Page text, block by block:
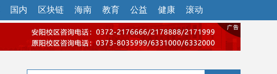
国内 区块链 海南 教育 公益 健康 滚动